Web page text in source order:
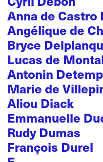
Anna de Castro
Angélique de
Bryce
Lucas de
Antonin
Marie de
Aliou Diack
Emmanuelle
Rudy Dumas
François Durel